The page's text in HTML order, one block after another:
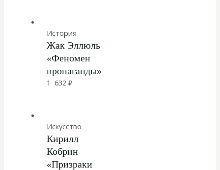
История
Жак Эллюль
«Феномен
пропаганды»
1 632₽
Искусство
Кирилл
Кобрин
«Призраки